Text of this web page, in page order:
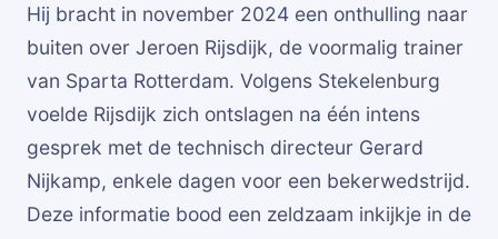
Hij bracht in november 2024 een onthulling naar
buiten over Jeroen Rijsdijk, de voormalig trainer
van Sparta Rotterdam. Volgens Stekelenburg
voelde Rijsdijk zich ontslagen na één intens
gesprek met de technisch directeur Gerard
Nijkamp, enkele dagen voor een bekerwedstrijd.
Deze informatie bood een zeldzaam inkijkje in de